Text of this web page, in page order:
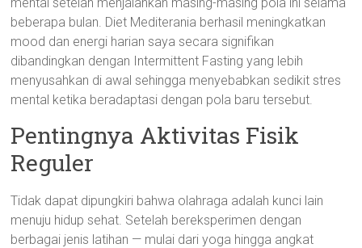
beberapa bulan. Diet Mediterania berhasil meningkatkan
mood dan energi harian saya secara signifikan
dibandingkan dengan Intermittent Fasting yang lebih
menyusahkan di awal sehingga menyebabkan sedikit stres
mental ketika beradaptasi dengan pola baru tersebut.
Pentingnya Aktivitas Fisik
Reguler
Tidak dapat dipungkiri bahwa olahraga adalah kunci lain
menuju hidup sehat. Setelah bereksperimen dengan
berbagai jenis latihan — mulai dari yoga hingga angkat